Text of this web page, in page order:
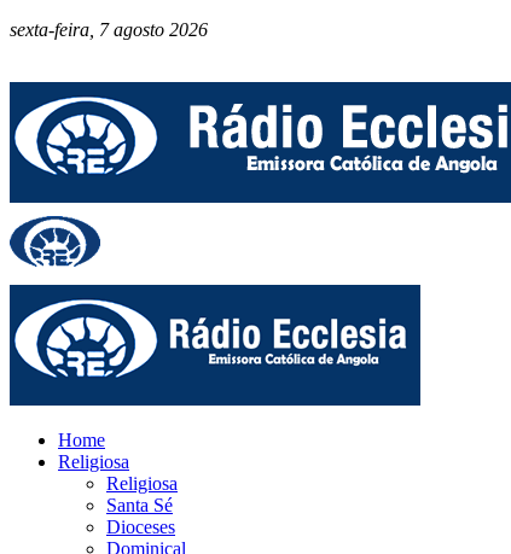
sexta-feira, 7 agosto 2026
Home
Religiosa
Religiosa
Santa Sé
Dioceses
Dominical